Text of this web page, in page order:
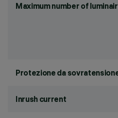
Maximum number of
Protezione da
Inrush current